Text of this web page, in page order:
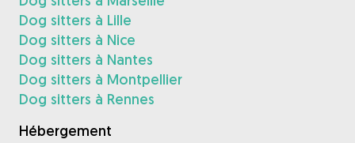
Dog sitters à Lille
Dog sitters à Nice
Dog sitters à Nantes
Dog sitters à Montpellier
Dog sitters à Rennes
Hébergement